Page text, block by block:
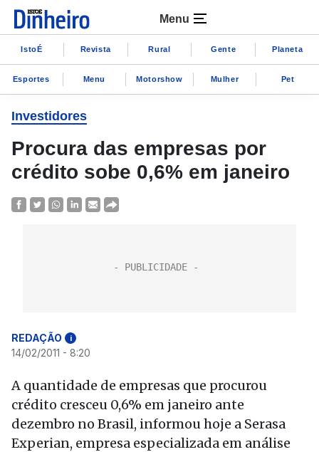
Menu
IstoÉ Revista Rural Gente Planeta
Esportes Menu Motorshow Mulher Pet
Investidores
Procura das empresas por
crédito sobe 0,6% em janeiro
REDAÇÃO i
14/02/2011 - 8:20
A quantidade de empresas que procurou
crédito cresceu 0,6% em janeiro ante
dezembro no Brasil, informou hoje a Serasa
Experian, empresa especializada em análise